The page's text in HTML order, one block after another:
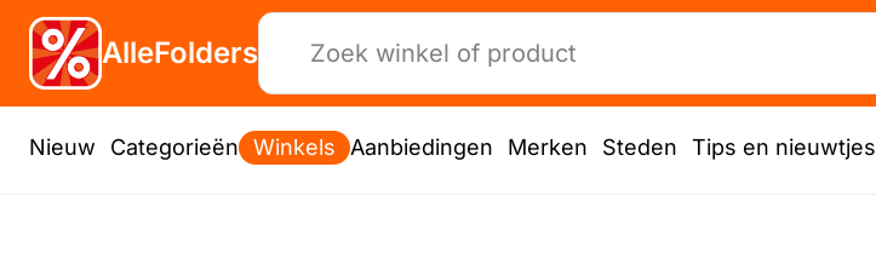
AlleFolders
Nieuw Categorieën Winkels Aanbiedingen Merken Steden Tips en nieuwtjes